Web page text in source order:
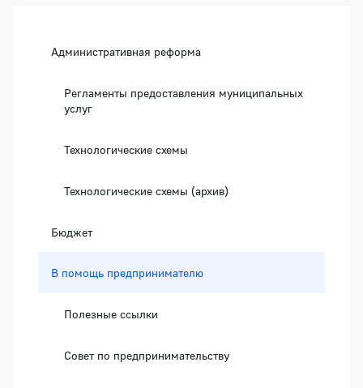
Административная реформа
Регламенты предоставления муниципальных
услуг
Технологические схемы
Технологические схемы (архив)
Бюджет
В помощь предпринимателю
Полезные ссылки
Совет по предпринимательству